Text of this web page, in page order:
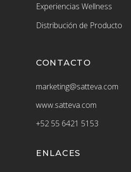
Experiencias Wellness
Distribución de Producto
CONTACTO
marketing@satteva.com
www.satteva.com
+52 55 6421 5153
ENLACES